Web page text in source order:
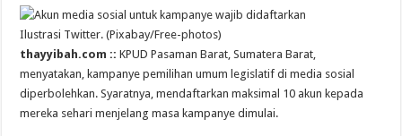
Ilustrasi Twitter. (Pixabay/Free-photos)
thayyibah.com ::KPUD Pasaman Barat, Sumatera Barat,
menyatakan, kampanye pemilihan umum legislatif di media sosial
diperbolehkan. Syaratnya, mendaftarkan maksimal 10 akun kepada
mereka sehari menjelang masa kampanye dimulai.